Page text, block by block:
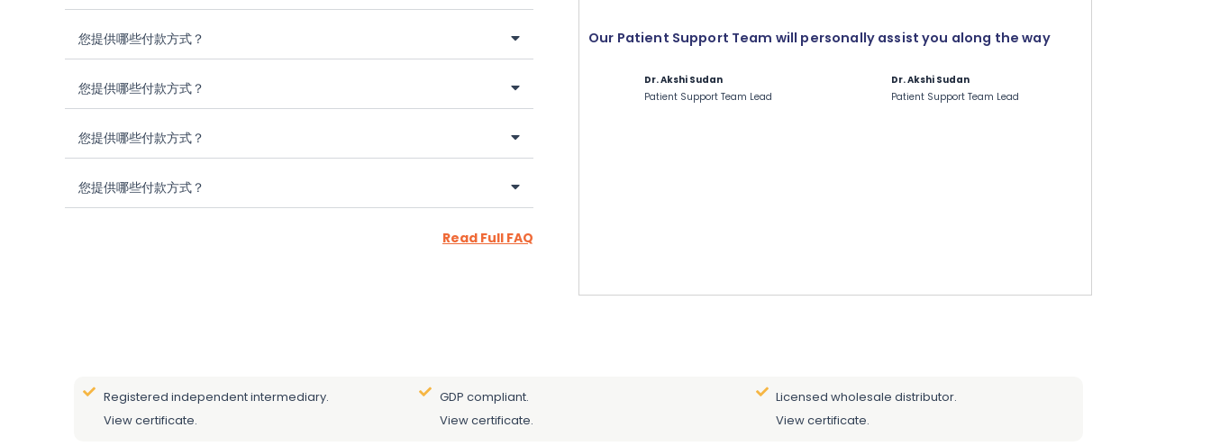
您提供哪些付款方式？
您提供哪些付款方式？
您提供哪些付款方式？
您提供哪些付款方式？
Read Full FAQ
Our Patient Support Team will personally assist you along the way
Dr. Akshi Sudan
Patient Support Team Lead
Dr. Akshi Sudan
Patient Support Team Lead
Registered independent intermediary.
View certificate.
GDP compliant.
View certificate.
Licensed wholesale distributor.
View certificate.